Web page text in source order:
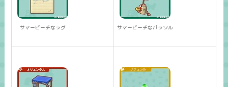
サマービーチなラグ サマービーチなパラソル